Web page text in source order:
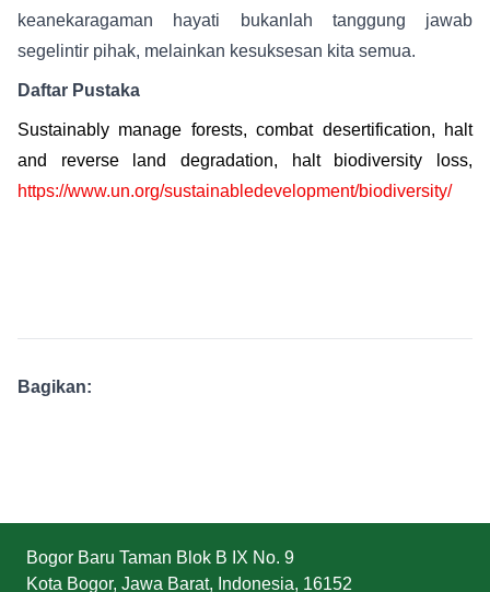
keanekaragaman hayati bukanlah tanggung jawab
segelintir pihak, melainkan kesuksesan kita semua.
Daftar Pustaka
Sustainably manage forests, combat desertification, halt
and reverse land degradation, halt biodiversity loss,
https://www.un.org/sustainabledevelopment/biodiversity/
Bagikan:
Bogor Baru Taman Blok B IX No. 9
Kota Bogor, Jawa Barat, Indonesia, 16152